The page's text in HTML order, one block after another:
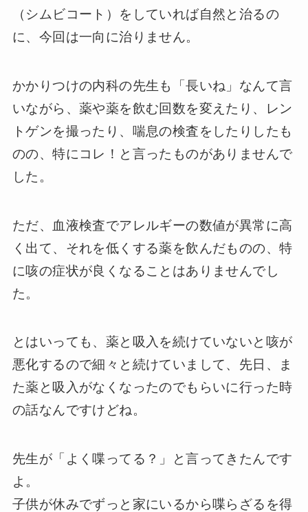
（シムビコート）をしていれば自然と治るの
に、今回は一向に治りません。
かかりつけの内科の先生も「長いね」なんて言
いながら、薬や薬を飲む回数を変えたり、レン
トゲンを撮ったり、喘息の検査をしたりしたも
のの、特にコレ！と言ったものがありませんで
した。
ただ、血液検査でアレルギーの数値が異常に高
く出て、それを低くする薬を飲んだものの、特
に咳の症状が良くなることはありませんでし
た。
とはいっても、薬と吸入を続けていないと咳が
悪化するので細々と続けていまして、先日、ま
た薬と吸入がなくなったのでもらいに行った時
の話なんですけどね。
先生が「よく喋ってる？」と言ってきたんです
よ。
子供が休みでずっと家にいるから喋らざるを得